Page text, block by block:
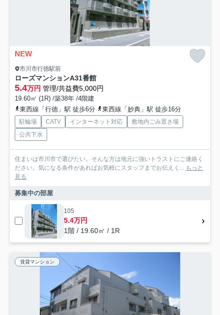
NEW
市川市行徳駅前
ローズマンションA31番館
5.4万円 管理/共益費5,000円
19.60㎡ (1R) /築38年 /4階建
東西線「行徳」駅 徒歩6分
東西線「妙典」駅 徒歩16分
駐輪場 CATV インターネット対応
敷地内ごみ置き場
公共下水
住まいは市川市で選びたい。そんな方は地元に強いトラストにご連絡く
ださい。気になる条件があればお気軽にスタッフまでお伝えく... もっと
見る
募集中の部屋
105
5.4万円
1階 / 19.60㎡ / 1R
賃貸マンション